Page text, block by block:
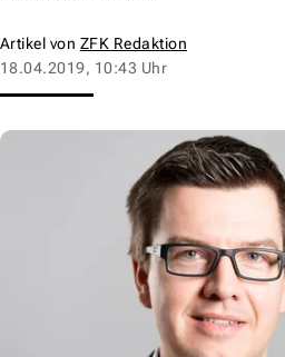
Artikel von ZFK Redaktion
18.04.2019, 10:43 Uhr